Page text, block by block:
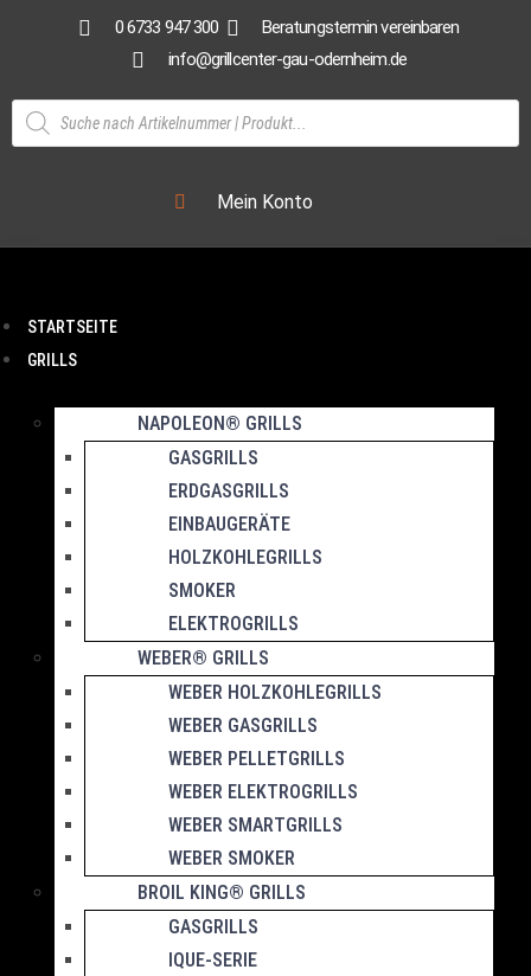
0 6733 947 300
Beratungstermin vereinbaren
info@grillcenter-gau-odernheim.de
Mein Konto
STARTSEITE
GRILLS
NAPOLEON® GRILLS
GASGRILLS
ERDGASGRILLS
EINBAUGERÄTE
HOLZKOHLEGRILLS
SMOKER
ELEKTROGRILLS
WEBER® GRILLS
WEBER HOLZKOHLEGRILLS
WEBER GASGRILLS
WEBER PELLETGRILLS
WEBER ELEKTROGRILLS
WEBER SMARTGRILLS
WEBER SMOKER
BROIL KING® GRILLS
GASGRILLS
IQUE-SERIE